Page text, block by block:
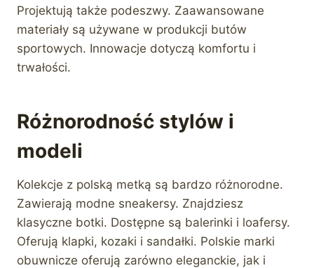
Projektują także podeszwy. Zaawansowane
materiały są używane w produkcji butów
sportowych. Innowacje dotyczą komfortu i
trwałości.
Różnorodność stylów i
modeli
Kolekcje z polską metką są bardzo różnorodne.
Zawierają modne sneakersy. Znajdziesz
klasyczne botki. Dostępne są balerinki i loafersy.
Oferują klapki, kozaki i sandałki. Polskie marki
obuwnicze oferują zarówno eleganckie, jak i